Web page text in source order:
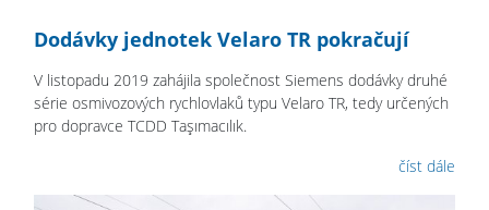
Dodávky jednotek Velaro TR pokračují
V listopadu 2019 zahájila společnost Siemens dodávky druhé
série osmivozových rychlovlaků typu Velaro TR, tedy určených
pro dopravce TCDD Taşımacılık.
číst dále